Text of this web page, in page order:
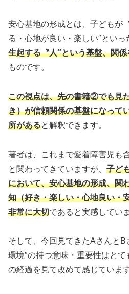
安心基地の形成とは、子どもが
る・心地が良い・楽しい″といっ
生起する〝人″という基盤、関
ものです。
この視点は、先の書籍②でも見
き）が信頼関係の基盤になって
所があると解釈できます。
著者は、これまで愛着障害児も
と関わってきていますが、 子ど
において、安心基地の形成、関
知（好き・楽しい・心地良い・
非常に大切であると実感してい
そして、今回見てきたAさんと
環境″の持つ意味・重要性はと
の経過を見て改めて感じています